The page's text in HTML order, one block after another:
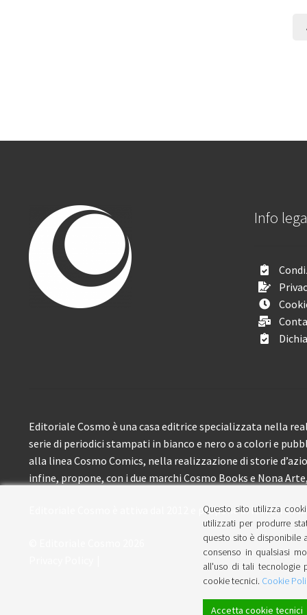
Info
Editoriale Cosmo è una casa editrice specializzata nella
serie di periodici stampati in bianco e nero o a colori e
alla linea Cosmo Comics, nella realizzazione di storie
infine, propone, con i due marchi Cosmo Books e Nona
Editoriale Cosmo è attiva dal 2012 e propone ai lettori
Questo sito utilizza
utilizzati per produrre
questo sito è disponibile
consenso in qualsiasi
all'uso di tali tecnologie
cookie tecnici. Cookie
Accetta cookie tecnici